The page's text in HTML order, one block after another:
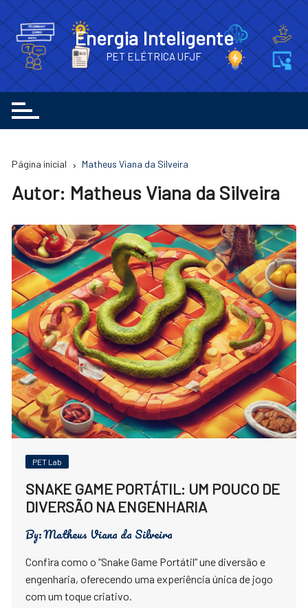
para
o
conteúdo
Energia Inteligente
PET ELÉTRICA UFJF
Página inicial Matheus Viana da Silveira
Autor: Matheus Viana da Silveira
PET Lab
SNAKE GAME PORTÁTIL: UM POUCO DE
DIVERSÃO NA ENGENHARIA
By:Matheus Viana da Silveira
Confira como o “Snake Game Portátil” une diversão e
engenharia, oferecendo uma experiência única de jogo
com um toque criativo.